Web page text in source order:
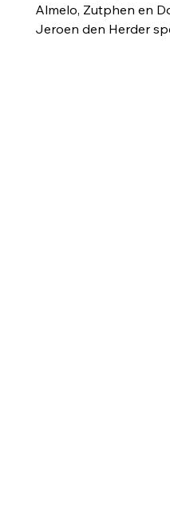
Almelo, Zutphen en
Jeroen den Herder